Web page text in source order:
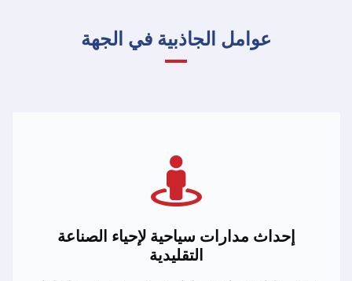
عوامل الجاذبية في الجهة
إحداث مدارات سياحية لإحياء الصناعة
التقليدية